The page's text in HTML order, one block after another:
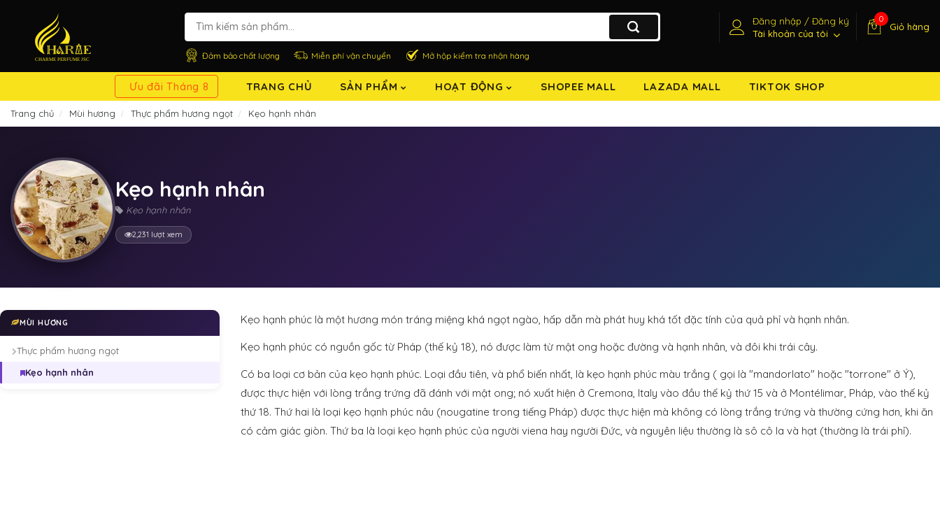
Đảm bảo chất lượng Miễn phí vận chuyển Mở hộp kiểm tra nhận hàng
Đăng nhập / Đăng ký
Tài khoản của tôi
0
Giỏ hàng
Ưu đãi Tháng 8 TRANG CHỦ SẢN PHẨM HOẠT ĐỘNG SHOPEE MALL LAZADA MALL TIKTOK SHOP
Trang chủ Mùi hương Thực phẩm hương ngọt Kẹo hạnh nhân
Kẹo hạnh nhân
Kẹo hạnh nhân
2,231 lượt xem
MÙI HƯƠNG
Thực phẩm hương ngọt
Kẹo hạnh nhân
Kẹo hạnh phúc là một hương món tráng miệng khá ngọt ngào, hấp dẫn mà phát huy khá tốt đặc tính của quả phỉ và hạnh nhân.
Kẹo hạnh phúc có nguồn gốc từ Pháp (thế kỷ 18), nó được làm từ mật ong hoặc đường và hạnh nhân, và đôi khi trái cây.
Có ba loại cơ bản của kẹo hạnh phúc. Loại đầu tiên, và phổ biến nhất, là kẹo hạnh phúc màu trắng ( gọi là "mandorlato" hoặc "torrone" ở Ý),
được thực hiện với lòng trắng trứng đã đánh với mật ong; nó xuất hiện ở Cremona, Italy vào đầu thế kỷ thứ 15 và ở Montélimar, Pháp, vào thế kỷ
thứ 18. Thứ hai là loại kẹo hạnh phúc nâu (nougatine trong tiếng Pháp) được thực hiện mà không có lòng trắng trứng và thường cứng hơn, khi ăn
có cảm giác giòn. Thứ ba là loại kẹo hạnh phúc của người viena hay người Đức, và nguyên liệu thường là sô cô la và hạt (thường là trái phỉ).